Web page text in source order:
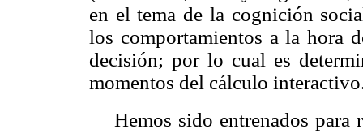
en el tema de la cognición
los comportamientos a la hora
decisión; por lo cual es
momentos del cálculo
Hemos sido entrenados para